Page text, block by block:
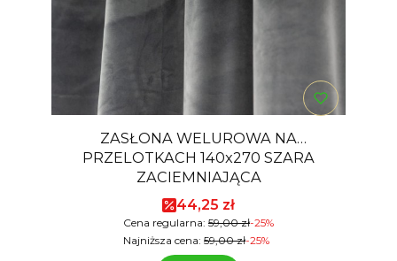
ZASŁONA WELUROWA NA
PRZELOTKACH 140x270 SZARA
ZACIEMNIAJĄCA
Cena promocyjna
44,25 zł
Cena regularna: 59,00 zł-25%
Najniższa cena: 59,00 zł-25%